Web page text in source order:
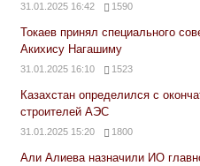
31.01.2025 16:42 1590
Токаев принял специального
Акихису Нагашиму
31.01.2025 16:10 1523
Казахстан определился с
строителей АЭС
31.01.2025 15:20 1800
Али Алиева назначили ИО